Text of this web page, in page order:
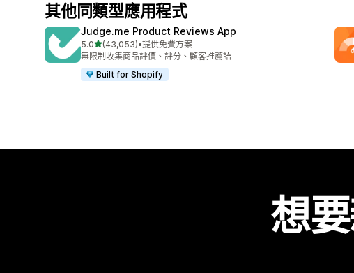
其他同類型應用程式
Judge.me Product Reviews App
5.0滿分 5 顆星
(43,053)
共有 43053 則評價
•提供免費方案
無限制收集商品評價、評分、顧客推薦語
Built for Shopify
想